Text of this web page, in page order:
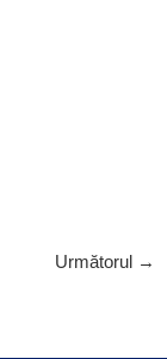
Următorul →